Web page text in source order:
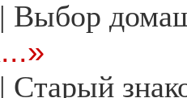
| Выбор
...»
| Старый